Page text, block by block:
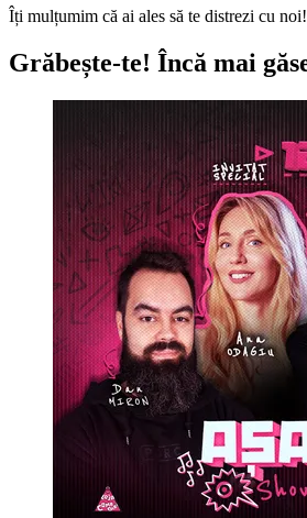
Îți mulțumim că ai ales să te distrezi cu noi!
Grăbește-te! Încă mai